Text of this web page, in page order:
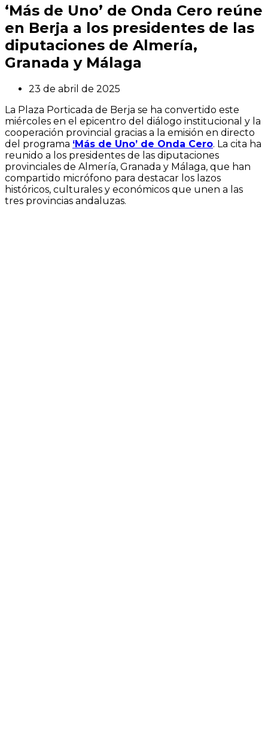
‘Más de Uno’ de Onda Cero reúne
en Berja a los presidentes de las
diputaciones de Almería,
Granada y Málaga
23 de abril de 2025
La Plaza Porticada de Berja se ha convertido este
miércoles en el epicentro del diálogo institucional y la
cooperación provincial gracias a la emisión en directo
del programa ‘Más de Uno’ de Onda Cero. La cita ha
reunido a los presidentes de las diputaciones
provinciales de Almería, Granada y Málaga, que han
compartido micrófono para destacar los lazos
históricos, culturales y económicos que unen a las
tres provincias andaluzas.